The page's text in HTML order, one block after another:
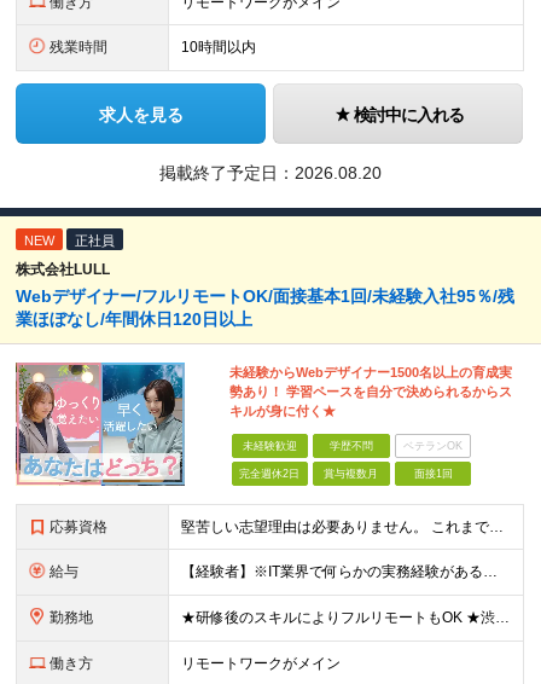
残業時間 10時間以内
求人を見る 検討中に入れる
掲載終了予定日： 2026.08.20
NEW 正社員
株式会社LULL
Webデザイナー/フルリモートOK/面接基本1回/未経験入社95％/残
業ほぼなし/年間休日120日以上
未経験からWebデザイナー1500名以上の育成実
勢あり！ 学習ペースを自分で決められるからス
キルが身に付く★
未経験歓迎 学歴不問 ベテランOK
完全週休2日 賞与複数月 面接1回
応募資格 堅苦しい志望理由は必要ありません。 これまでの経験や経歴よりも、私たちは“これから”を重視します。 ★学歴・経歴不問 ★完全未経験OK ★社会人デビュー歓迎 ★第二新卒OK ＼当てはまる方はぜひご
給与 【経験者】※IT業界で何らかの実務経験がある方 月給35万円～＋業績賞与＋交通費＋各種手当 ※固定残業代（30時間分／6万6,610円～）を含む。超過分は追加支給。 能力やスキルを考慮し、初任給を決定
勤務地 ★研修後のスキルによりフルリモートもOK ★渋谷駅徒歩2分！100席の新しいコワーキングスペース完備 ★本社、東京都、神奈川県、埼玉県、千葉県などのプロジェクト先 【本社】 東京都渋谷区渋谷3-10
働き方 リモートワークがメイン